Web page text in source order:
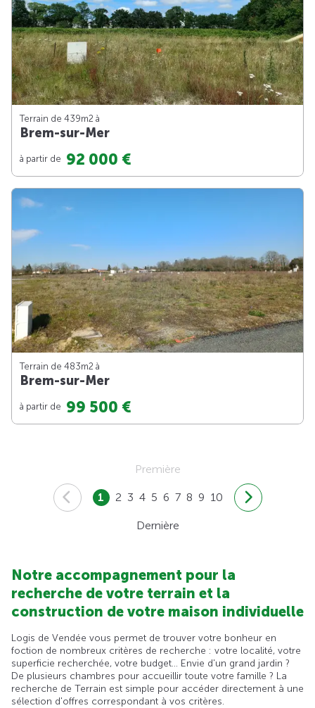
Terrain de 439m2 à
Brem-sur-Mer
à partir de 92 000 €
Terrain de 483m2 à
Brem-sur-Mer
à partir de 99 500 €
Première
1 2 3 4 5 6 7 8 9 10
Dernière
Notre accompagnement pour la
recherche de votre terrain et la
construction de votre maison individuelle
Logis de Vendée vous permet de trouver votre bonheur en
foction de nombreux critères de recherche : votre localité, votre
superficie recherchée, votre budget... Envie d'un grand jardin ?
De plusieurs chambres pour accueillir toute votre famille ? La
recherche de Terrain est simple pour accéder directement à une
sélection d'offres correspondant à vos critères.